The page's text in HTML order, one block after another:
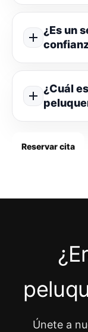
¿Es un
¿Cuál
Reservar cita
Únete a